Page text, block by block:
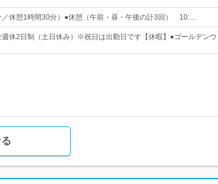
／休憩1時間30分）●休憩（午前・昼・午後の計3回） 10:…
週休2日制（土日休み）※祝日は出勤日です【休暇】●ゴールデンウ